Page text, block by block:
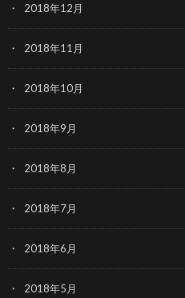
2018年12月
2018年11月
2018年10月
2018年9月
2018年8月
2018年7月
2018年6月
2018年5月